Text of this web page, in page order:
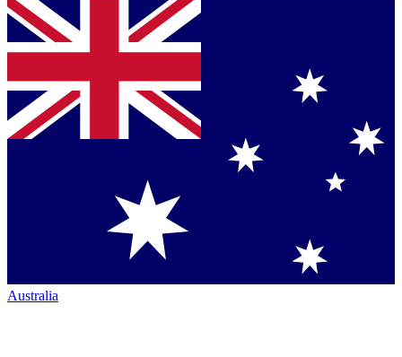
Australia